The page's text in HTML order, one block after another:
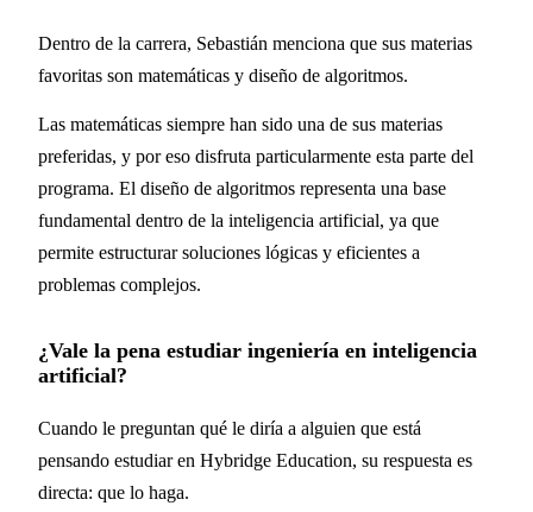
Dentro de la carrera, Sebastián menciona que sus materias
favoritas son matemáticas y diseño de algoritmos.
Las matemáticas siempre han sido una de sus materias
preferidas, y por eso disfruta particularmente esta parte del
programa. El diseño de algoritmos representa una base
fundamental dentro de la inteligencia artificial, ya que
permite estructurar soluciones lógicas y eficientes a
problemas complejos.
¿Vale la pena estudiar ingeniería en inteligencia
artificial?
Cuando le preguntan qué le diría a alguien que está
pensando estudiar en Hybridge Education, su respuesta es
directa: que lo haga.